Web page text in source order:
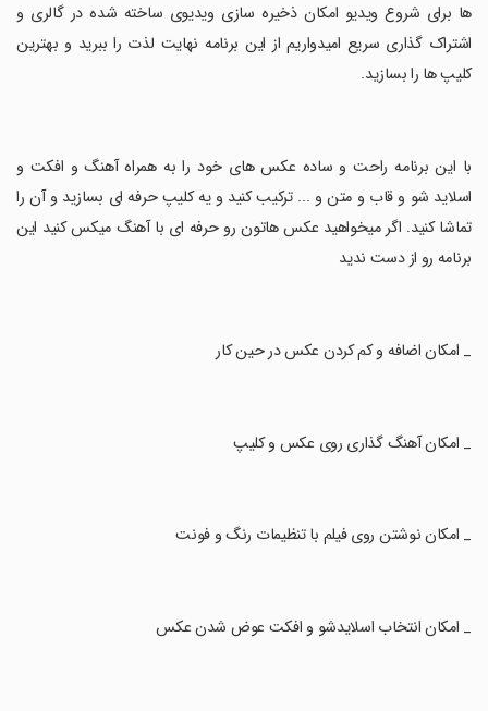
ها برای شروع ویدیو امکان ذخیره سازی ویدیوی ساخته شده در گالری و
اشتراک گذاری سریع امیدواریم از این برنامه نهایت لذت را ببرید و بهترین
کلیپ ها را بسازید.
‏با این برنامه راحت و ساده عکس های خود را به همراه آهنگ و افکت و
اسلاید شو و قاب و متن و ... ترکیب کنید و یه کلیپ حرفه ای بسازید و آن را
تماشا کنید. اگر میخواهید عکس هاتون رو حرفه ای با آهنگ میکس کنید این
برنامه رو از دست ندید
‏_ امکان اضافه و کم کردن عکس در حین کار
‏_ امکان آهنگ گذاری روی عکس و کلیپ
‏_ امکان نوشتن روی فیلم با تنظیمات رنگ و فونت
‏_ امکان انتخاب اسلایدشو و افکت عوض شدن عکس